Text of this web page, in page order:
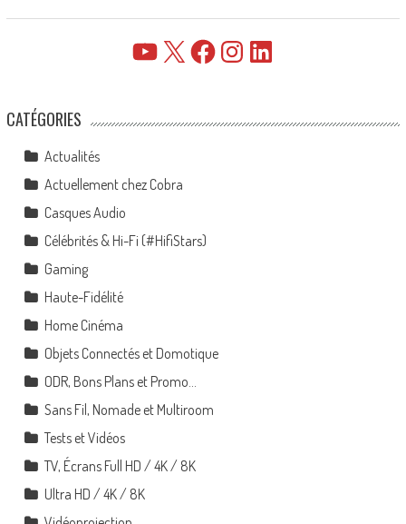
YouTube FacebookInstagramLinkedIn
CATÉGORIES
Actualités
Actuellement chez Cobra
Casques Audio
Célébrités & Hi-Fi (#HifiStars)
Gaming
Haute-Fidélité
Home Cinéma
Objets Connectés et Domotique
ODR, Bons Plans et Promo…
Sans Fil, Nomade et Multiroom
Tests et Vidéos
TV, Écrans Full HD / 4K / 8K
Ultra HD / 4K / 8K